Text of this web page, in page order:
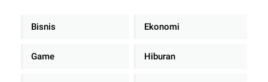
Bisnis Ekonomi
Game Hiburan